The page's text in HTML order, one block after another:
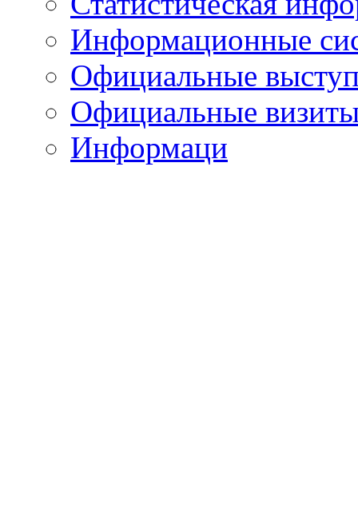
Информационные
Официальные
Официальные
Информаци